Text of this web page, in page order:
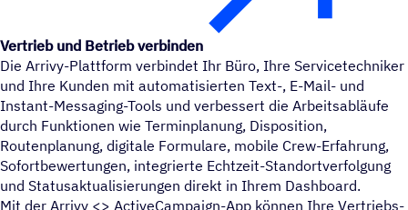
Vertrieb und Betrieb verbinden
Die Arrivy-Plattform verbindet Ihr Büro, Ihre Servicetechniker
und Ihre Kunden mit automatisierten Text-, E-Mail- und
Instant-Messaging-Tools und verbessert die Arbeitsabläufe
durch Funktionen wie Terminplanung, Disposition,
Routenplanung, digitale Formulare, mobile Crew-Erfahrung,
Sofortbewertungen, integrierte Echtzeit-Standortverfolgung
und Statusaktualisierungen direkt in Ihrem Dashboard.
Mit der Arrivy <> ActiveCampaign-App können Ihre Vertriebs-